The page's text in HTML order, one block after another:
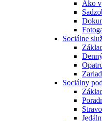
Ako
Sociálne
Sociálny